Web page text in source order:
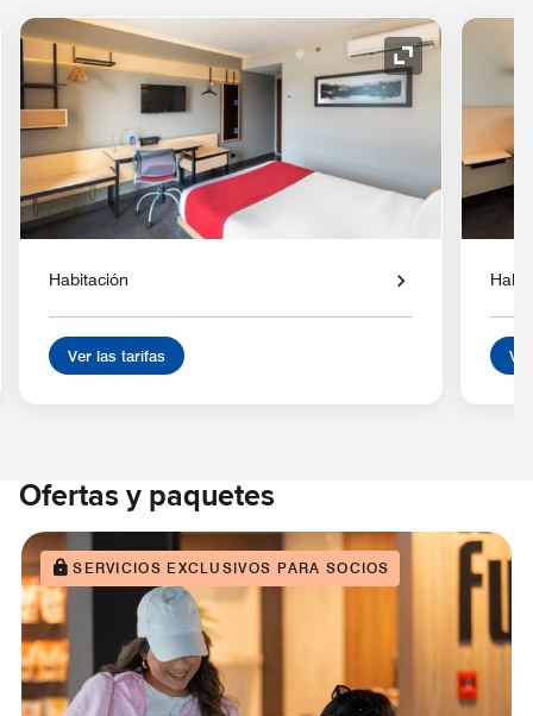
de expansión Icono de
Habitación
Ver las tarifas
Ofertas y paquetes
SERVICIOS EXCLUSIVOS PARA SOCIOS